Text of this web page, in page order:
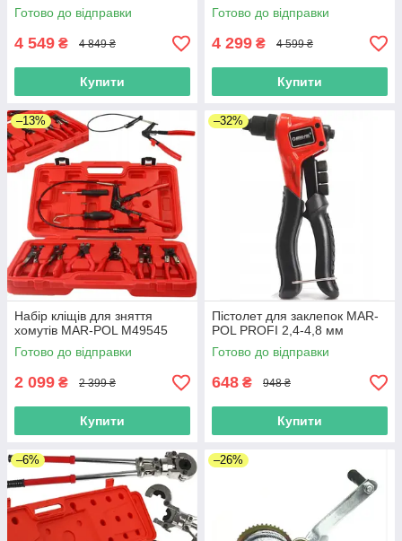
Готово до відправки
4 549 ₴ 4 849 ₴
Купити
Готово до відправки
4 299 ₴ 4 599 ₴
Купити
–13%
Набір кліщів для зняття
хомутів MAR-POL M49545
Готово до відправки
2 099 ₴ 2 399 ₴
Купити
–32%
Пістолет для заклепок MAR-
POL PROFI 2,4-4,8 мм
Готово до відправки
648 ₴ 948 ₴
Купити
–6% –26%